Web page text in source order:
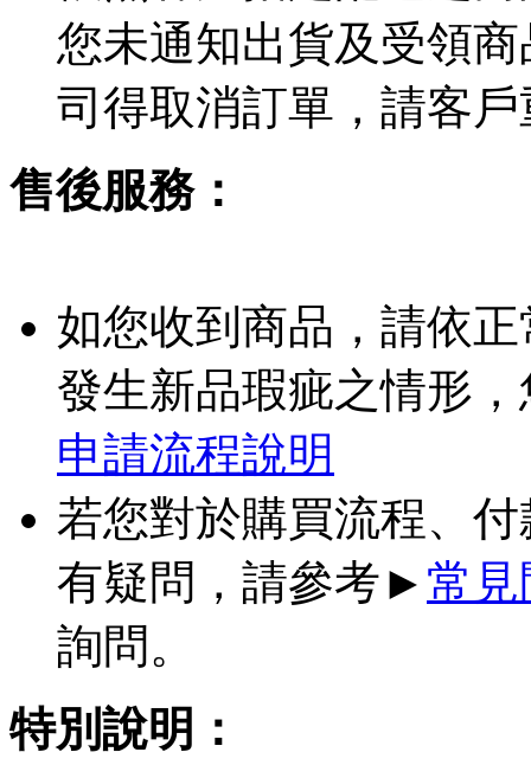
您未通知出貨及受領
司得取消訂單，請客
售後服務：
如您收到商品，請依
發生新品瑕疵之情形
申請流程說明
若您對於購買流程、
有疑問，請參考► 常
詢問。
特別說明：